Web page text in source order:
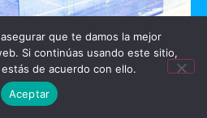
que te damos la mejor
Si continúas usando este sitio,
de acuerdo con ello.
Aceptar